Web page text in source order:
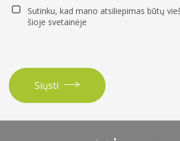
Sutinku, kad mano atsiliepimas būtų
šioje svetainėje
Siųsti